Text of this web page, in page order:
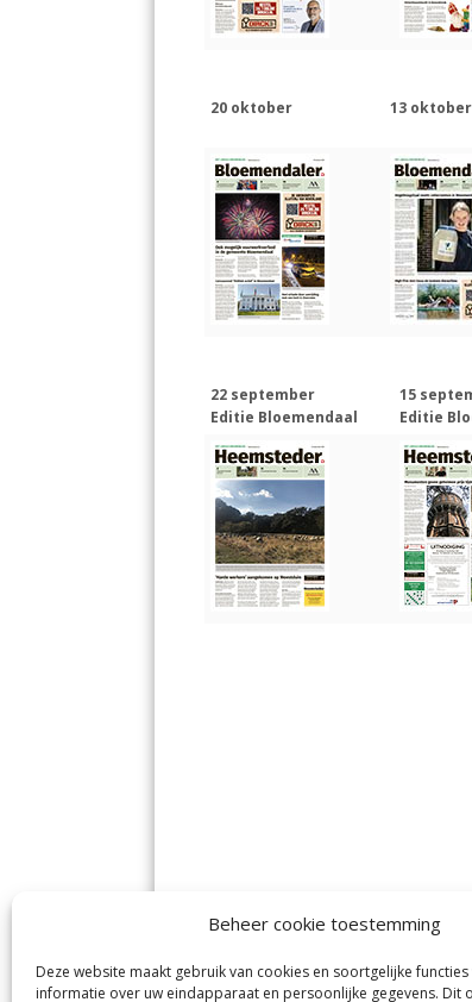
Beheer cookie toestemming
Deze website maakt gebruik van cookies en soortgelijke
informatie over uw eindapparaat en persoonlijke gegevens. Dit
20 oktober 13 oktober
22 september
Editie Bloemendaal
15
Editie